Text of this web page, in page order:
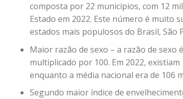
composta por 22 municípios, com 12
Estado em 2022. Este número é muito
estados mais populosos do Brasil, São
Maior razão de sexo – a razão de
multiplicado por 100. Em 2022,
enquanto a média nacional era de 106
Segundo maior índice de